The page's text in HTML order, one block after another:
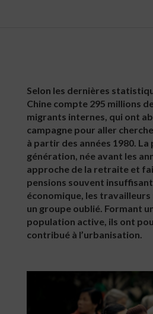
Selon les dernières
Chine compte 295 millions
migrants internes, qui ont
campagne pour aller
à partir des années 1980.
génération, née avant les
approche de la retraite et
pensions souvent
économique, les
un groupe oublié. Formant
population active, ils ont
contribué à l’urbanisation.